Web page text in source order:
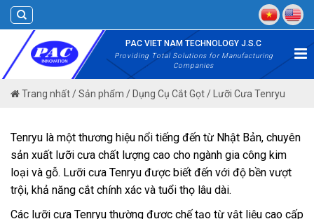
Skip
to
content
PAC VIET NAM TECHNOLOGY J.S.C
Providing Total Solutions for Manufacturing
Companies
Trang nhất/Sản phẩm / Dụng Cụ Cắt Gọt/ Lưỡi Cưa Tenryu
Tenryu là một thương hiệu nổi tiếng đến từ Nhật Bản, chuyên
sản xuất lưỡi cưa chất lượng cao cho ngành gia công kim
loại và gỗ. Lưỡi cưa Tenryu được biết đến với độ bền vượt
trội, khả năng cắt chính xác và tuổi thọ lâu dài.
Các lưỡi cưa Tenryu thường được chế tạo từ vật liệu cao cấp